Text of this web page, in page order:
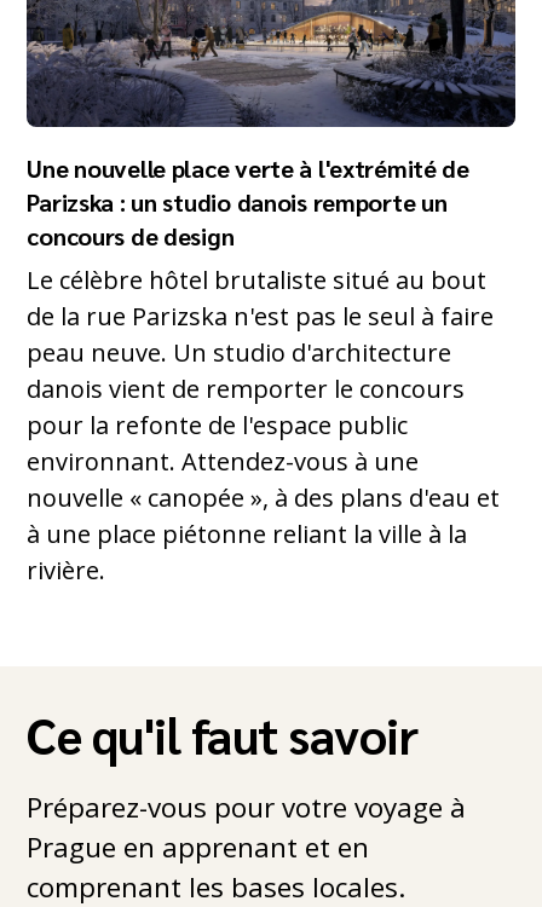
Une nouvelle place verte à l'extrémité de
Parizska : un studio danois remporte un
concours de design
Le célèbre hôtel brutaliste situé au bout
de la rue Parizska n'est pas le seul à faire
peau neuve. Un studio d'architecture
danois vient de remporter le concours
pour la refonte de l'espace public
environnant. Attendez-vous à une
nouvelle « canopée », à des plans d'eau et
à une place piétonne reliant la ville à la
rivière.
Ce qu'il faut savoir
Préparez-vous pour votre voyage à
Prague en apprenant et en
comprenant les bases locales.